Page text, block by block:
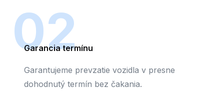
02
Garancia termínu
Garantujeme prevzatie vozidla v presne
dohodnutý termín bez čakania.